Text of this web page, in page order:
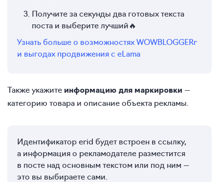
Получите за секунды два готовых текста
поста и выберите лучший🔥
Узнать больше о возможностях WOWBLOGGERr
и выгодах продвижения с eLama
Также укажите информацию для маркировки —
категорию товара и описание объекта рекламы.
Идентификатор erid будет встроен в ссылку,
а информация о рекламодателе разместится
в посте над основным текстом или под ним —
это вы выбираете сами.